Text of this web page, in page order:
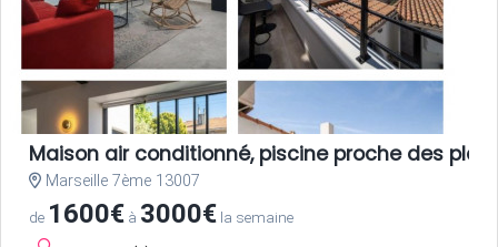
Maison air conditionné, piscine proche des
Marseille 7ème 13007
de 1600€ à 3000€ la semaine